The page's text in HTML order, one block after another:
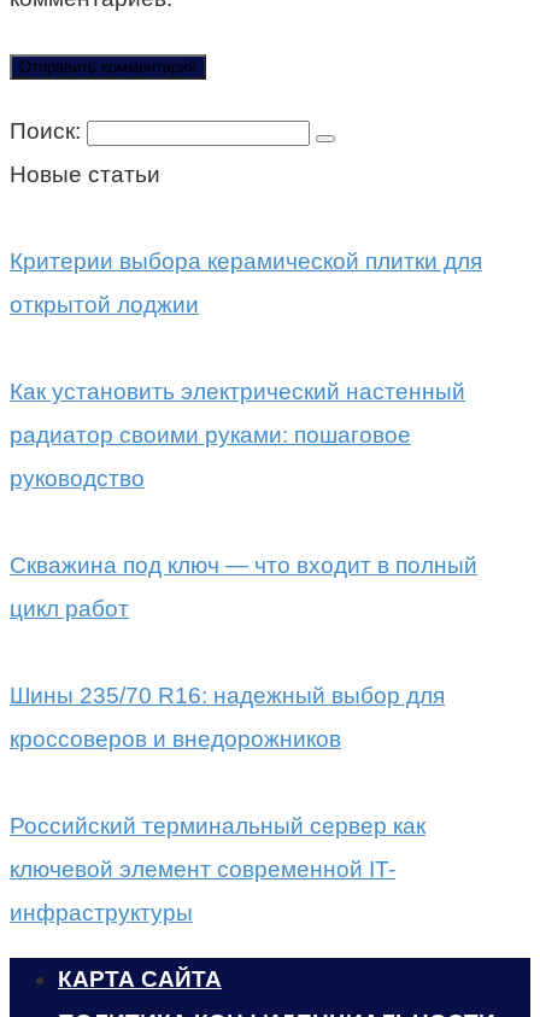
Поиск:
Новые статьи
Критерии выбора керамической плитки для
открытой лоджии
Как установить электрический настенный
радиатор своими руками: пошаговое
руководство
Скважина под ключ — что входит в полный
цикл работ
Шины 235/70 R16: надежный выбор для
кроссоверов и внедорожников
Российский терминальный сервер как
ключевой элемент современной IT-
инфраструктуры
КАРТА САЙТА